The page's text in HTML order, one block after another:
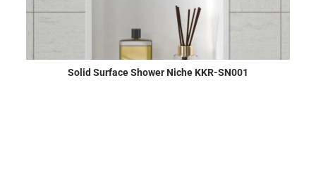
Solid Surface Shower Niche KKR-SN001